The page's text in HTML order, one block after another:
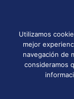
Aviso legal
Política
Escuela Superior
Utilizamos
mejor
navegación de
consideramos